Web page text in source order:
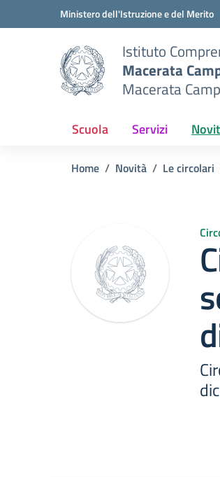
Vai ai contenuti
Vai al menu di navigazioneMinistero dell'Istruzione e del Merito
Istituto
Macerata
Macerata
Scuola Servizi
Home Novità Le circolari